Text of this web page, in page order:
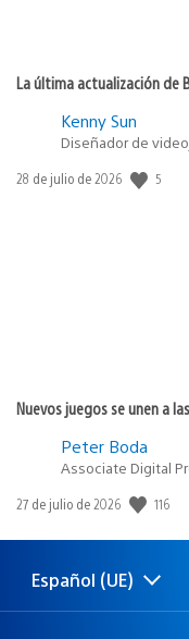
La última actualización de
Kenny Sun
Diseñador de
Fecha
28 de julio de 2026 5
Nuevos juegos se unen a
Peter Boda
Associate Digital
Fecha
publicación:
27 de julio de 2026 116
Selecciona
una
Región
actual:
Español (UE)